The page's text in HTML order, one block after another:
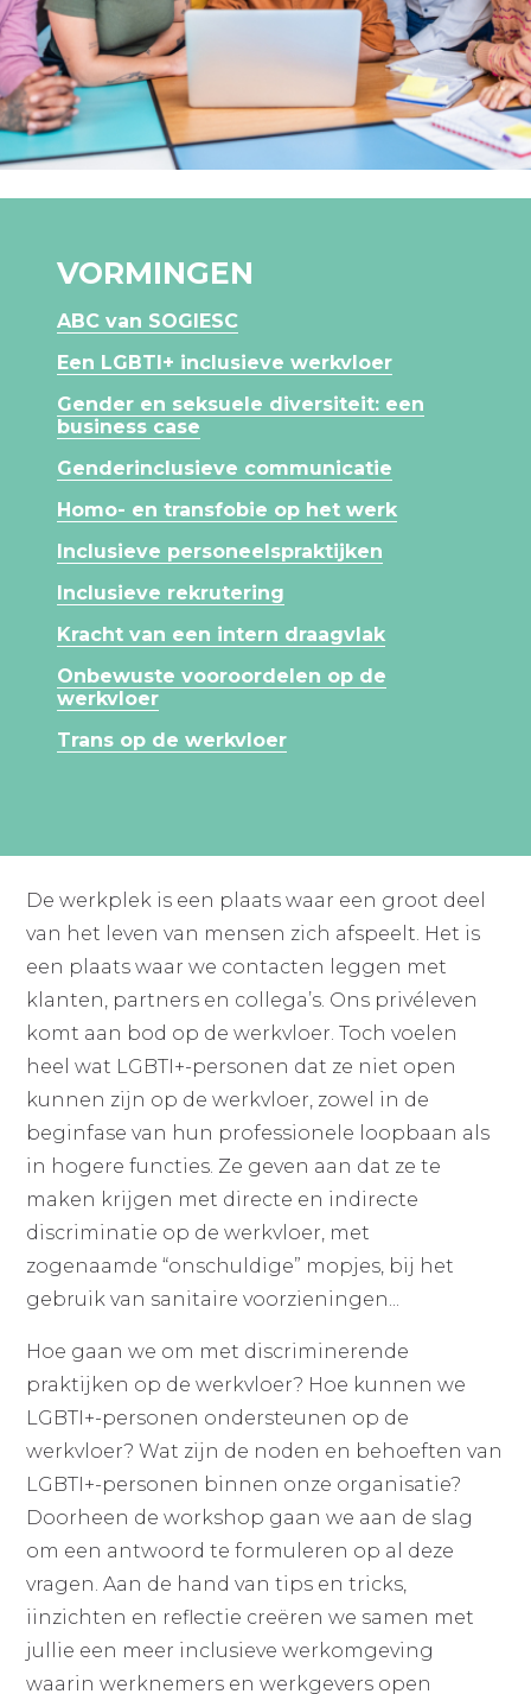
VORMINGEN
ABC van SOGIESC
Een LGBTI+ inclusieve werkvloer
Gender en seksuele diversiteit: een
business case
Genderinclusieve communicatie
Homo- en transfobie op het werk
Inclusieve personeelspraktijken
Inclusieve rekrutering
Kracht van een intern draagvlak
Onbewuste vooroordelen op de
werkvloer
Trans op de werkvloer
De werkplek is een plaats waar een groot deel
van het leven van mensen zich afspeelt. Het is
een plaats waar we contacten leggen met
klanten, partners en collega’s. Ons privéleven
komt aan bod op de werkvloer. Toch voelen
heel wat LGBTI+-personen dat ze niet open
kunnen zijn op de werkvloer, zowel in de
beginfase van hun professionele loopbaan als
in hogere functies. Ze geven aan dat ze te
maken krijgen met directe en indirecte
discriminatie op de werkvloer, met
zogenaamde “onschuldige” mopjes, bij het
gebruik van sanitaire voorzieningen...
Hoe gaan we om met discriminerende
praktijken op de werkvloer? Hoe kunnen we
LGBTI+-personen ondersteunen op de
werkvloer? Wat zijn de noden en behoeften van
LGBTI+-personen binnen onze organisatie?
Doorheen de workshop gaan we aan de slag
om een antwoord te formuleren op al deze
vragen. Aan de hand van tips en tricks,
iinzichten en reflectie creëren we samen met
jullie een meer inclusieve werkomgeving
waarin werknemers en werkgevers open